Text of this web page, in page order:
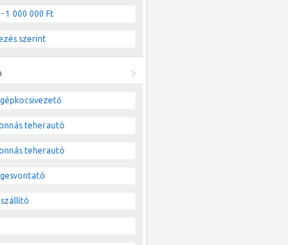
1 000 000 Ft
szerint
teherautó
teherautó